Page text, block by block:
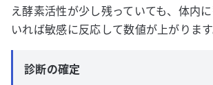
え酵素活性が少し残っていても、体内
いれば敏感に反応して数値が上がります
診断の確定